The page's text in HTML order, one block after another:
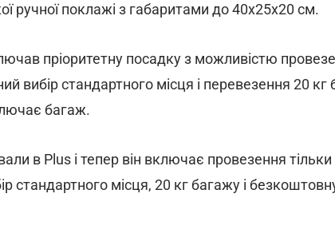
ручної поклажі з габаритами до 40х25х20 см.
пріоритетну посадку з можливістю
вибір стандартного місця і перевезення 20 кг
багаж.
в Plus і тепер він включає провезення тільки
стандартного місця, 20 кг багажу і